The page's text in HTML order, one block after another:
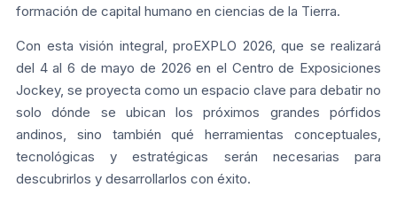
formación de capital humano en ciencias de la Tierra.
Con esta visión integral, proEXPLO 2026, que se realizará
del 4 al 6 de mayo de 2026 en el Centro de Exposiciones
Jockey, se proyecta como un espacio clave para debatir no
solo dónde se ubican los próximos grandes pórfidos
andinos, sino también qué herramientas conceptuales,
tecnológicas y estratégicas serán necesarias para
descubrirlos y desarrollarlos con éxito.